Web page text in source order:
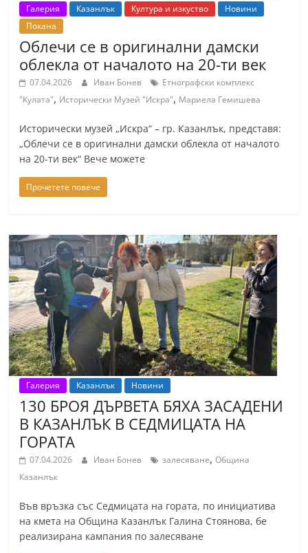
Галерия Казанлък Култура и изкуство
Новини
Покана
Облечи се в оригинални дамски
облекла от началото на 20-ти век
07.04.2026 Иван Бонев
Етнографски комплекс
"Кулата", Исторически Музей "Искра", Мариела Гемишева
Исторически музей „Искра“ – гр. Казанлък, представя:
„Облечи се в оригинални дамски облекла от началото
на 20-ти век“ Вече можете
Прочетете повече
Галерия Казанлък Новини
130 БРОЯ ДЪРВЕТА БЯХА ЗАСАДЕНИ
В КАЗАНЛЪК В СЕДМИЦАТА НА
ГОРАТА
07.04.2026 Иван Бонев залесяване,Община
Казанлък
Във връзка със Седмицата на гората, по инициатива
на кмета на Община Казанлък Галина Стоянова, бе
реализирана кампания по залесяване